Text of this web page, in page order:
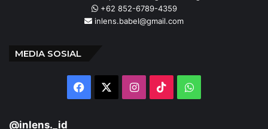
+62 852-6789-4359
inlens.babel@gmail.com
MEDIA SOSIAL
Facebook Instagram
TikTokWhatsApp
@inlens._id